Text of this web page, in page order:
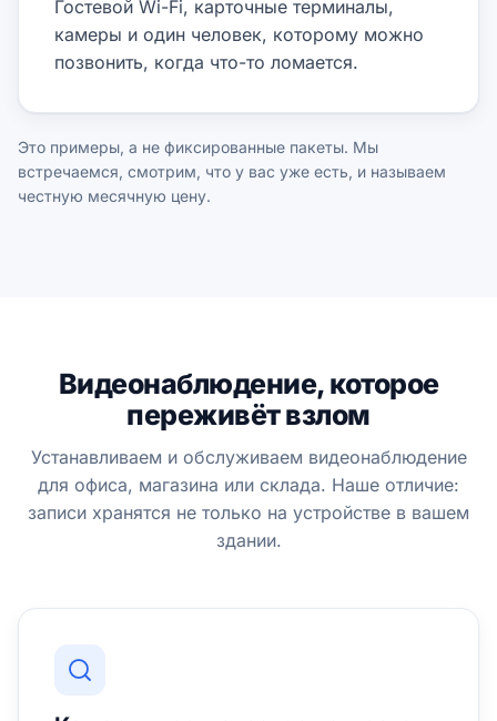
Гостевой Wi-Fi, карточные терминалы,
камеры и один человек, которому можно
позвонить, когда что-то ломается.
Это примеры, а не фиксированные пакеты. Мы
встречаемся, смотрим, что у вас уже есть, и называем
честную месячную цену.
Видеонаблюдение, которое
переживёт взлом
Устанавливаем и обслуживаем видеонаблюдение
для офиса, магазина или склада. Наше отличие:
записи хранятся не только на устройстве в вашем
здании.